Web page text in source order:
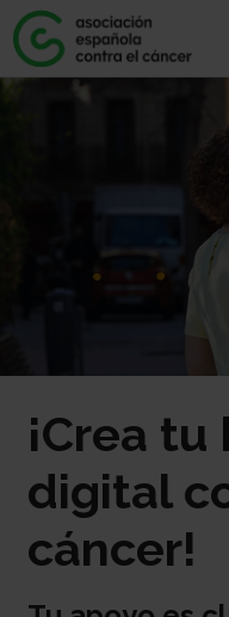
¡Crea
digital
cáncer!